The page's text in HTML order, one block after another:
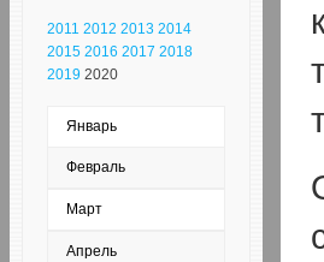
2011 2012 2013 2014
2015 2016 2017 2018
2019 2020
Январь
Февраль
Март
Апрель